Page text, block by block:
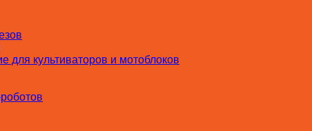
для культиваторов и мотоблоков